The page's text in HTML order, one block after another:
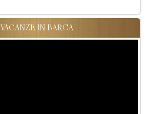
VACANZE IN BARCA